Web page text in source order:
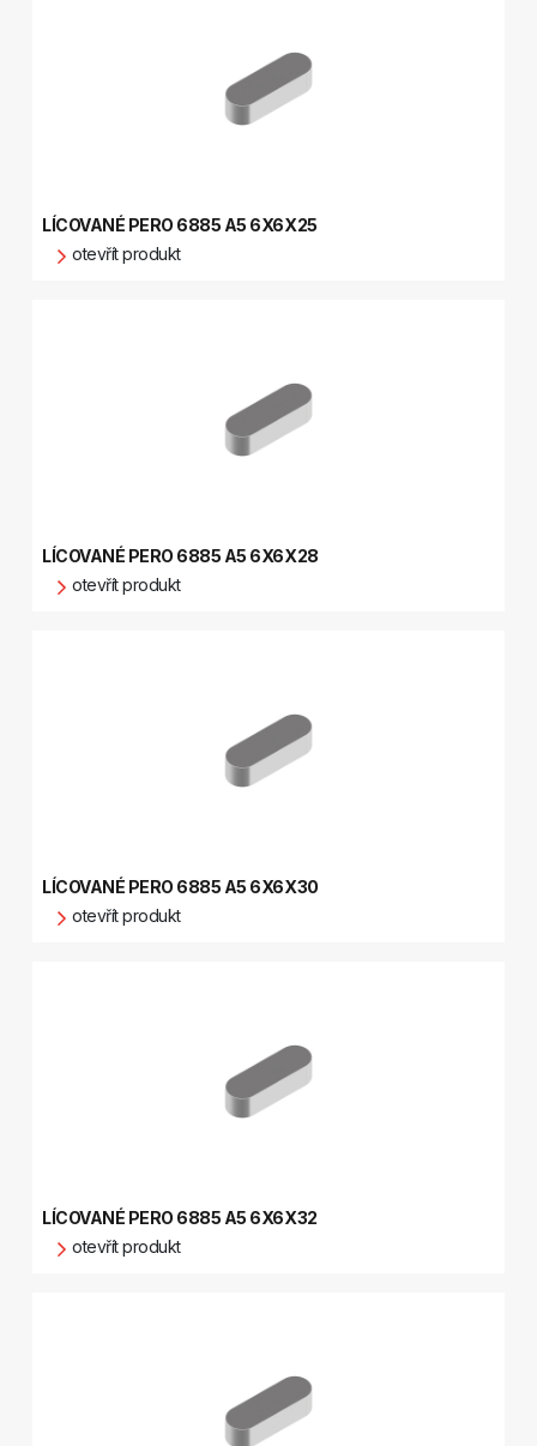
LÍCOVANÉ PERO 6885 A5 6X6X25
otevřít produkt
LÍCOVANÉ PERO 6885 A5 6X6X28
otevřít produkt
LÍCOVANÉ PERO 6885 A5 6X6X30
otevřít produkt
LÍCOVANÉ PERO 6885 A5 6X6X32
otevřít produkt